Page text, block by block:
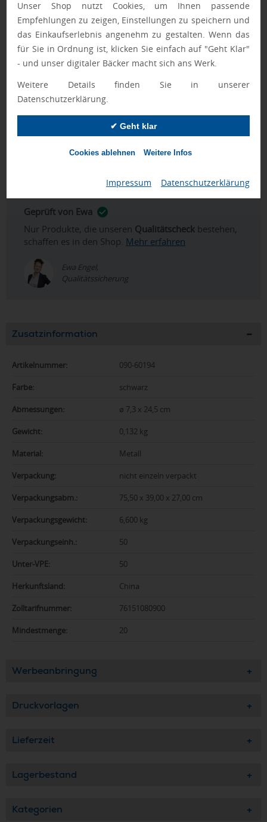
Unser Shop nutzt Cookies, um Ihnen passende
Empfehlungen zu zeigen, Einstellungen zu speichern und
das Einkaufserlebnis angenehm zu gestalten. Wenn das
für Sie in Ordnung ist, klicken Sie einfach auf "Geht Klar"
- und unser digitaler Bäcker macht sich ans Werk.
Weitere Details finden Sie in unserer
Datenschutzerklärung.
✔ Geht klar
Cookies ablehnen Weitere Infos
Impressum Datenschutzerklärung
Flasche.
Ein idealer Werbeartikel für Ihre Marke
Mit der Trinkflasche aus Metallbieten Sie Ihren Kunden und
Geschäftspartnern ein praktisches und langlebiges
Werbegeschenk
. Unsere
Trinkflaschen als Werbeartikel
eignen sich hervorragend als
Outdoor-Werbeartikel
hinterlässt sie einen bleibenden
Eindruck und ist der ideale Begleiter für jeden Tag.
Geprüft von Ewa
Nur Produkte, die unseren Qualitätscheck bestehen,
schaffen es in den Shop. Mehr erfahren
Ewa Engel,
Qualitätssicherung
Zusatzinformation
Artikelnummer: 090-60194
Farbe: schwarz
Abmessungen: ø 7,3 x 24,5 cm
Gewicht: 0,132 kg
Material: Metall
Verpackung: nicht einzeln verpackt
Verpackungsabm.: 75,50 x 39,00 x 27,00 cm
Verpackungsgewicht: 6,600 kg
Verpackungseinh.: 50
Unter-VPE: 50
Herkunftsland: China
Zolltarifnummer: 76151080900
Mindestmenge: 20
Werbeanbringung
Druckvorlagen
Lieferzeit
Lagerbestand
Kategorien